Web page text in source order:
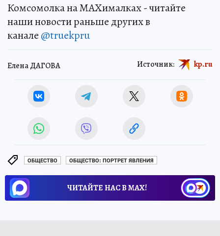
Комсомолка на MAXималках - читайте
наши новости раньше других в
канале @truekpru
Елена ДАГОВА Источник: kp.ru
ОБЩЕСТВО ОБЩЕСТВО: ПОРТРЕТ ЯВЛЕНИЯ
ЧИТАЙТЕ НАС В МАХ!